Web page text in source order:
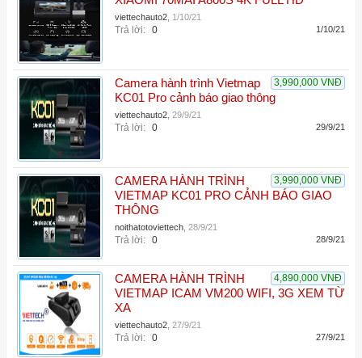
viettechauto2 1/10/21
Trả lời: 0 1/10/21
3,990,000 VNĐ
Camera hành trình Vietmap
KC01 Pro cảnh báo giao thông
viettechauto2 29/9/21
Trả lời: 0 29/9/21
3,990,000 VNĐ
CAMERA HÀNH TRÌNH
VIETMAP KC01 PRO CẢNH BÁO GIAO
THÔNG
noithatotoviettech 28/9/21
Trả lời: 0 28/9/21
4,890,000 VNĐ
CAMERA HÀNH TRÌNH
VIETMAP ICAM VM200 WIFI, 3G XEM TỪ
XA
viettechauto2 27/9/21
Trả lời: 0 27/9/21